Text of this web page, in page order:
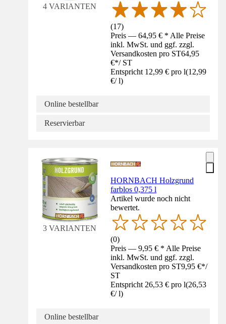
4 VARIANTEN
(17)
Preis — 64,95 € * Alle Preise
inkl. MwSt. und ggf. zzgl.
Versandkosten pro ST64,95
€*/ ST
Entspricht 12,99 € pro l(12,99
€/ l)
Online bestellbar
Reservierbar
3 VARIANTEN
HORNBACH Holzgrund
farblos 0,375 l
Artikel wurde noch nicht
bewertet.
(0)
Preis — 9,95 € * Alle Preise
inkl. MwSt. und ggf. zzgl.
Versandkosten pro ST9,95 €*/
ST
Entspricht 26,53 € pro l(26,53
€/ l)
Online bestellbar